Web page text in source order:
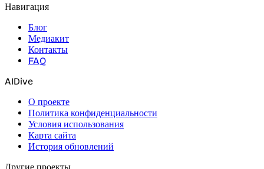
Навигация
Блог
Медиакит
Контакты
FAQ
AIDive
О проекте
Политика конфиденциальности
Условия использования
Карта сайта
История обновлений
Другие проекты